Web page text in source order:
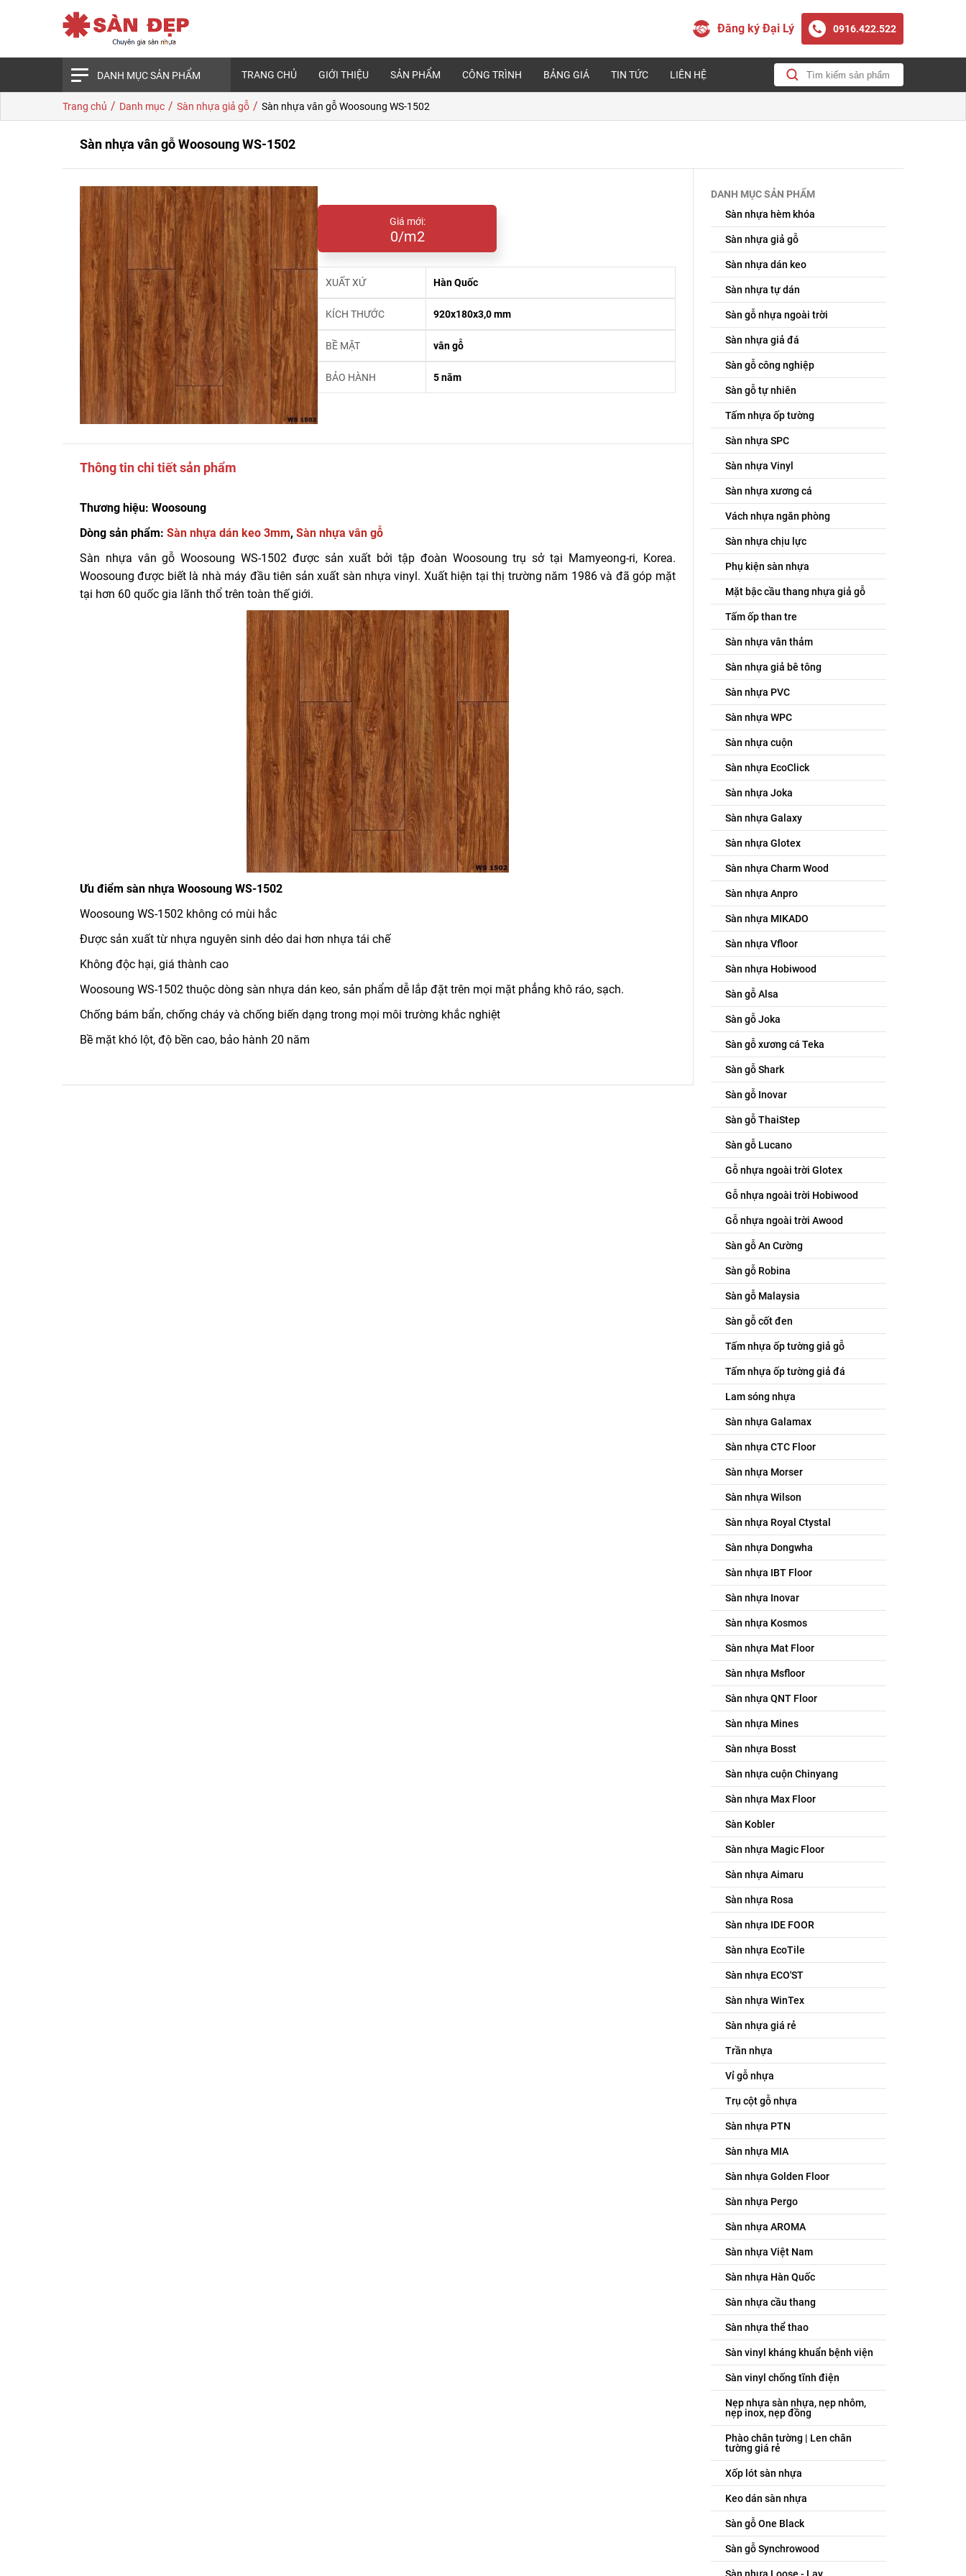
Đăng ký Đại Lý 0916.422.522
DANH MỤC SẢN PHẨM TRANG CHỦ GIỚI THIỆU SẢN PHẨM CÔNG TRÌNH BẢNG GIÁ TIN TỨC LIÊN HỆ
Trang chủ / Danh mục / Sàn nhựa giả gỗ / Sàn nhựa vân gỗ Woosoung WS-1502
Sàn nhựa vân gỗ Woosoung WS-1502
Giá mới:
0/m2
XUẤT XỨ Hàn Quốc
KÍCH THƯỚC 920x180x3,0 mm
BỀ MẶT vân gỗ
BẢO HÀNH 5 năm
Thông tin chi tiết sản phẩm
Thương hiệu: Woosoung
Dòng sản phẩm: Sàn nhựa dán keo 3mm, Sàn nhựa vân gỗ
Sàn nhựa vân gỗ Woosoung WS-1502 được sản xuất bởi tập đoàn Woosoung trụ sở tại Mamyeong-ri, Korea.
Woosoung được biết là nhà máy đầu tiên sản xuất sàn nhựa vinyl. Xuất hiện tại thị trường năm 1986 và đã góp mặt
tại hơn 60 quốc gia lãnh thổ trên toàn thế giới.
Ưu điểm sàn nhựa Woosoung WS-1502
Woosoung WS-1502 không có mùi hắc
Được sản xuất từ nhựa nguyên sinh dẻo dai hơn nhựa tái chế
Không độc hại, giá thành cao
Woosoung WS-1502 thuộc dòng sàn nhựa dán keo, sản phẩm dễ lắp đặt trên mọi mặt phẳng khô ráo, sạch.
Chống bám bẩn, chống cháy và chống biến dạng trong mọi môi trường khắc nghiệt
Bề mặt khó lột, độ bền cao, bảo hành 20 năm
DANH MỤC SẢN PHẨM
Sàn nhựa hèm khóa
Sàn nhựa giả gỗ
Sàn nhựa dán keo
Sàn nhựa tự dán
Sàn gỗ nhựa ngoài trời
Sàn nhựa giả đá
Sàn gỗ công nghiệp
Sàn gỗ tự nhiên
Tấm nhựa ốp tường
Sàn nhựa SPC
Sàn nhựa Vinyl
Sàn nhựa xương cá
Vách nhựa ngăn phòng
Sàn nhựa chịu lực
Phụ kiện sàn nhựa
Mặt bậc cầu thang nhựa giả gỗ
Tấm ốp than tre
Sàn nhựa vân thảm
Sàn nhựa giả bê tông
Sàn nhựa PVC
Sàn nhựa WPC
Sàn nhựa cuộn
Sàn nhựa EcoClick
Sàn nhựa Joka
Sàn nhựa Galaxy
Sàn nhựa Glotex
Sàn nhựa Charm Wood
Sàn nhựa Anpro
Sàn nhựa MIKADO
Sàn nhựa Vfloor
Sàn nhựa Hobiwood
Sàn gỗ Alsa
Sàn gỗ Joka
Sàn gỗ xương cá Teka
Sàn gỗ Shark
Sàn gỗ Inovar
Sàn gỗ ThaiStep
Sàn gỗ Lucano
Gỗ nhựa ngoài trời Glotex
Gỗ nhựa ngoài trời Hobiwood
Gỗ nhựa ngoài trời Awood
Sàn gỗ An Cường
Sàn gỗ Robina
Sàn gỗ Malaysia
Sàn gỗ cốt đen
Tấm nhựa ốp tường giả gỗ
Tấm nhựa ốp tường giả đá
Lam sóng nhựa
Sàn nhựa Galamax
Sàn nhựa CTC Floor
Sàn nhựa Morser
Sàn nhựa Wilson
Sàn nhựa Royal Ctystal
Sàn nhựa Dongwha
Sàn nhựa IBT Floor
Sàn nhựa Inovar
Sàn nhựa Kosmos
Sàn nhựa Mat Floor
Sàn nhựa Msfloor
Sàn nhựa QNT Floor
Sàn nhựa Mines
Sàn nhựa Bosst
Sàn nhựa cuộn Chinyang
Sàn nhựa Max Floor
Sàn Kobler
Sàn nhựa Magic Floor
Sàn nhựa Aimaru
Sàn nhựa Rosa
Sàn nhựa IDE FOOR
Sàn nhựa EcoTile
Sàn nhựa ECO'ST
Sàn nhựa WinTex
Sàn nhựa giá rẻ
Trần nhựa
Vỉ gỗ nhựa
Trụ cột gỗ nhựa
Sàn nhựa PTN
Sàn nhựa MIA
Sàn nhựa Golden Floor
Sàn nhựa Pergo
Sàn nhựa AROMA
Sàn nhựa Việt Nam
Sàn nhựa Hàn Quốc
Sàn nhựa cầu thang
Sàn nhựa thể thao
Sàn vinyl kháng khuẩn bệnh viện
Sàn vinyl chống tĩnh điện
Nẹp nhựa sàn nhựa, nẹp nhôm,
nẹp inox, nẹp đồng
Phào chân tường | Len chân
tường giá rẻ
Xốp lót sàn nhựa
Keo dán sàn nhựa
Sàn gỗ One Black
Sàn gỗ Synchrowood